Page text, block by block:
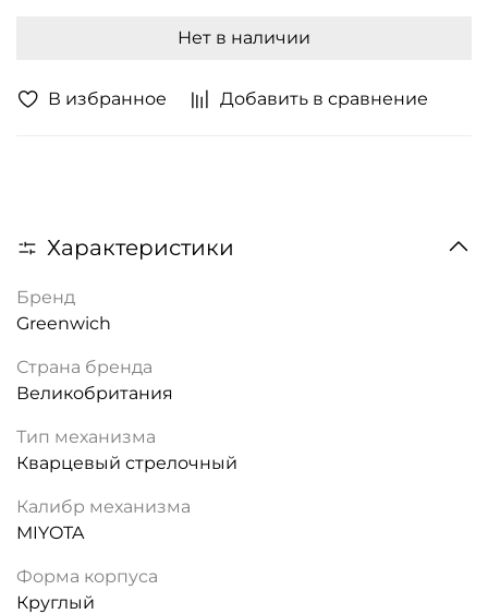
В избранное Добавить в сравнение
Нет в наличии
Характеристики
Бренд
Greenwich
Страна бренда
Великобритания
Тип механизма
Кварцевый стрелочный
Калибр механизма
MIYOTA
Форма корпуса
Круглый